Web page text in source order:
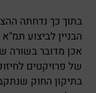
בתוך כך נדחתה
הבניין לביצוע תמ"א 38 מ-66% ל-51%.
אכן מדובר בשורה
של פרויקטים
בתיקון החוק